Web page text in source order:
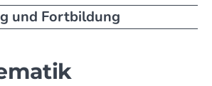
und Fortbildung